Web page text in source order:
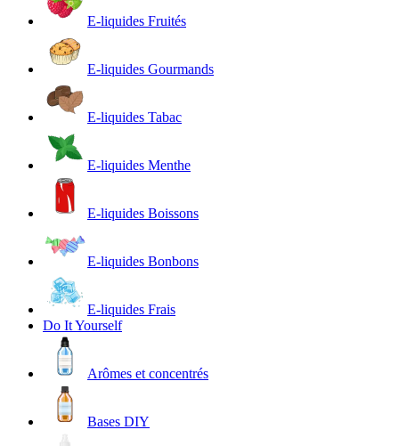
E-liquides Fruités
E-liquides Gourmands
E-liquides Tabac
E-liquides Menthe
E-liquides Boissons
E-liquides Bonbons
E-liquides Frais
Do It Yourself
Arômes et concentrés
Bases DIY